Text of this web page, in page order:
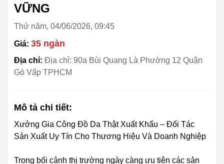
VỮNG
Thứ năm, 04/06/2026, 09:45
Giá: 35 ngàn
Địa chỉ: Địa chỉ: 90a Bùi Quang Là Phường 12 Quận
Gò Vấp TPHCM
Mô tả chi tiết:
Xưởng Gia Công Đồ Da Thật Xuất Khẩu – Đối Tác
Sản Xuất Uy Tín Cho Thương Hiệu Và Doanh Nghiệp
Trong bối cảnh thị trường ngày càng ưu tiên các sản